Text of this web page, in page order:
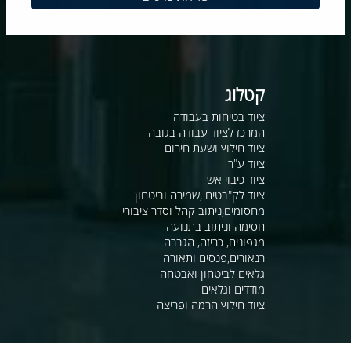
קטלוג
ציוד בטיחות בעבודה
המרכז לציוד עבודה בגובה
ציוד חילוץ ושעת חירום
ציוד ע"ר
ציוד כיבוי אש
ציוד לק"בטים ,שמירה וביטחון
מחסומים,ניתוב קהל וסדר ציבורי
חסימה וניתוב בתנועה
מגפונים, כריזה, הגברה
רנאורים,פנסים ותאורה
גלאים לביטחון ואבטחה
מודדים וגלאים
ציוד חילוץ הרמה ופריצה